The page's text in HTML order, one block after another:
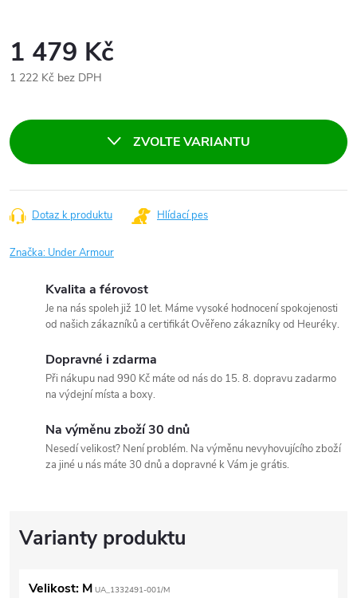
1 479 Kč
1 222 Kč bez DPH
ZVOLTE VARIANTU
Dotaz k produktu Hlídací pes
Značka: Under Armour
Kvalita a férovost
Je na nás spoleh již 10 let. Máme vysoké hodnocení spokojenosti
od našich zákazníků a certifikát Ověřeno zákazníky od Heuréky.
Dopravné i zdarma
Při nákupu nad 990 Kč máte od nás do 15. 8. dopravu zadarmo
na výdejní místa a boxy.
Na výměnu zboží 30 dnů
Nesedí velikost? Není problém. Na výměnu nevyhovujícího zboží
za jiné u nás máte 30 dnů a dopravné k Vám je grátis.
Velikost: M UA_1332491-001/M